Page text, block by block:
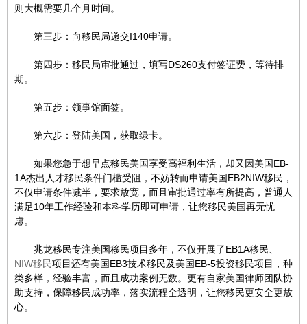
则大概需要几个月时间。
第三步：向移民局递交I140申请。
第四步：移民局审批通过，填写DS260支付签证费，等待排
期。
第五步：领事馆面签。
第六步：登陆美国，获取绿卡。
如果您急于想早点移民美国享受高福利生活，却又因美国EB-
1A杰出人才移民条件门槛受阻，不妨转而申请美国EB2NIW移民，
不仅申请条件减半，要求放宽，而且审批通过率有所提高，普通人
满足10年工作经验和本科学历即可申请，让您移民美国再无忧
虑。
兆龙移民专注美国移民项目多年，不仅开展了EB1A移民、
NIW移民项目还有美国EB3技术移民及美国EB-5投资移民项目，种
类多样，经验丰富，而且成功案例无数。更有自家美国律师团队协
助支持，保障移民成功率，落实流程全透明，让您移民更安全更放
心。